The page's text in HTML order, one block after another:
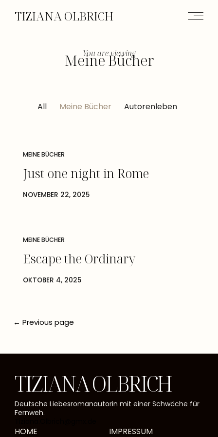
TIZIANA OLBRICH
You are viewing
Meine Bücher
All Meine Bücher Autorenleben
MEINE BÜCHER
Just one night in Rome
NOVEMBER 22, 2025
MEINE BÜCHER
Escape the Ordinary
OKTOBER 4, 2025
← Previous page
TIZIANA OLBRICH
Deutsche Liebesromanautorin mit einer Schwäche für
Fernweh.
HOME IMPRESSUM